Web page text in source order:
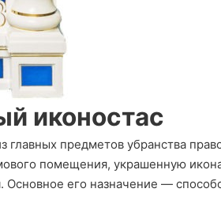
иконостас
главных предметов убранства
помещения, украшенную
Основное его назначение —